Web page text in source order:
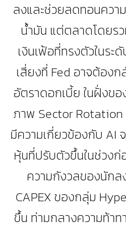
ลงและช่วยลดทอนควา
น้ำมัน แต่ตลาดโดยร
เงินเฟ้อที่ทรงตัวในระ
เสี่ยงที่ Fed อาจต้อง
อัตราดอกเบี้ย ในฝั่งขอ
ภาพ Sector
มีความเกี่ยวข้องกับ AI
หุ้นที่ปรับตัวขึ้นในช่วง
ความกังวลของนักล
CAPEX ของกลุ่ม
ขึ้น ท่ามกลางความท้าท